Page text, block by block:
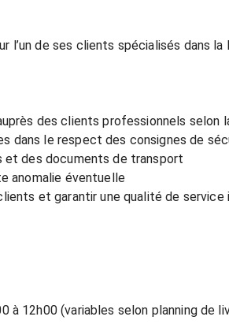
l’un de ses clients spécialisés dans
des clients professionnels selon
dans le respect des consignes de
et des documents de transport
anomalie éventuelle
et garantir une qualité de service
à 12h00 (variables selon planning de